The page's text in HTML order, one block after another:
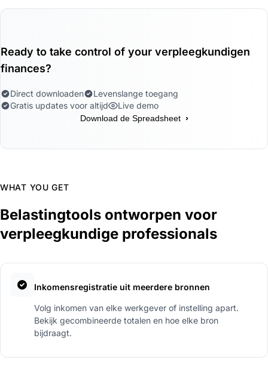
Ready to take control of your verpleegkundigen
finances?
Direct downloaden
Levenslange toegang
Gratis updates voor altijd
Live demo
Download de Spreadsheet ›
WHAT YOU GET
Belastingtools ontworpen voor
verpleegkundige professionals
Inkomensregistratie uit meerdere bronnen
Volg inkomen van elke werkgever of instelling apart.
Bekijk gecombineerde totalen en hoe elke bron
bijdraagt.